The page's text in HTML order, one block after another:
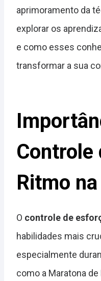
aprimoramento da
explorar os
e como esses
transformar a sua
Controle
Ritmo
O controle de
habilidades mais
especialmente
como a Maratona